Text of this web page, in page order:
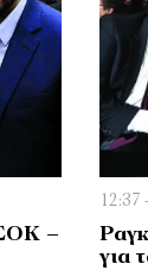
–
12:37
για